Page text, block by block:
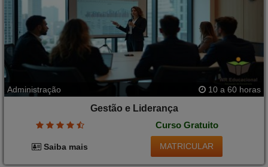
Administração 10 a 60 horas
Gestão e Liderança
Curso Gratuito
Saiba mais MATRICULAR